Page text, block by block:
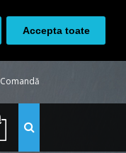
Accepta toate
Comandă